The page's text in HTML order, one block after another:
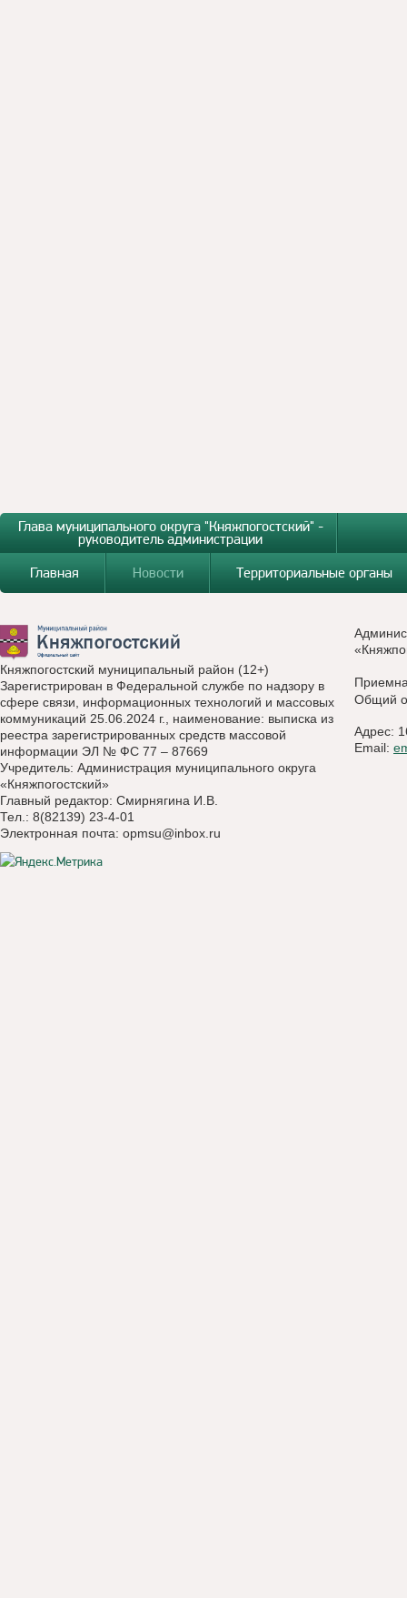
Глава муниципального округа "Княжпогостский" -
руководитель администрации
Главная
Новости Территориальные органы
Княжпогостский муниципальный район (12+)
Зарегистрирован в Федеральной службе по надзору в
сфере связи, информационных технологий и массовых
коммуникаций 25.06.2024 г., наименование: выписка из
реестра зарегистрированных средств массовой
информации ЭЛ № ФС 77 – 87669
Учредитель: Администрация муниципального округа
«Княжпогостский»
Главный редактор: Смирнягина И.В.
Тел.: 8(82139) 23-4-01
Электронная почта: opmsu@inbox.ru
Общий
Адрес:
Email: